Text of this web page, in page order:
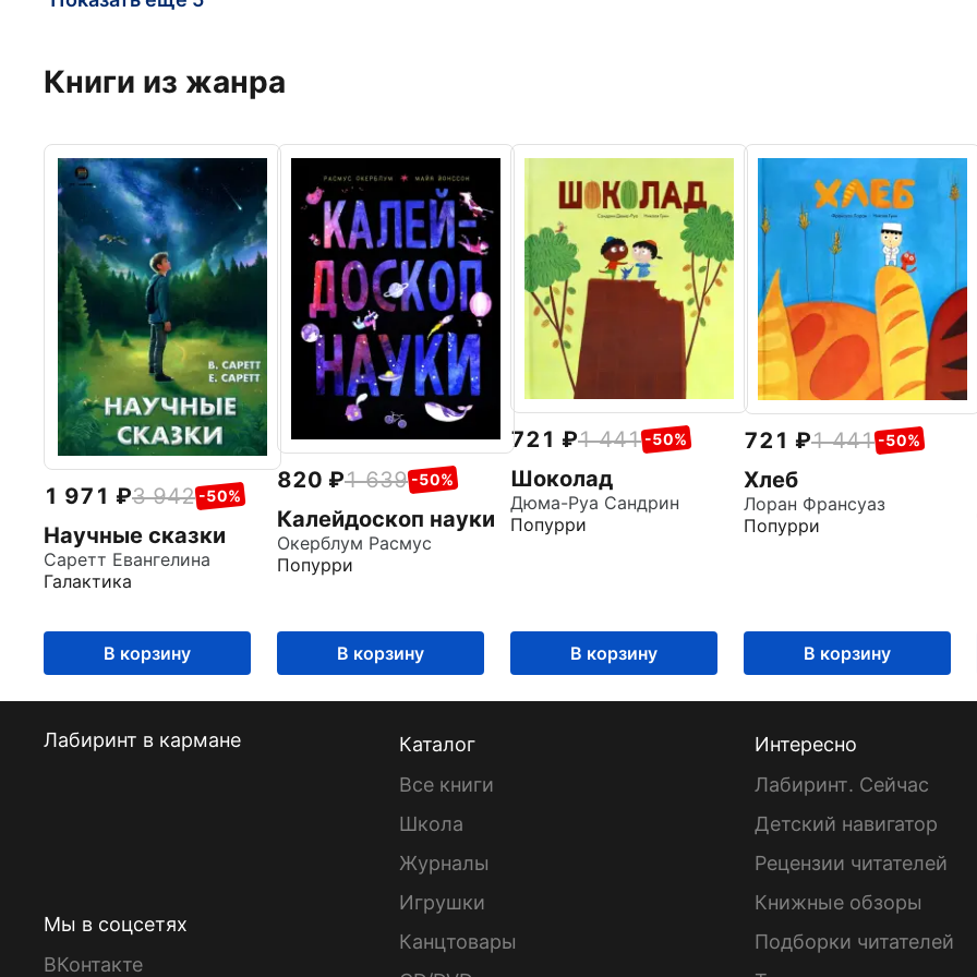
Книги из жанра
1 971 3 942 -50%
Научные сказки
Саретт Евангелина
Галактика
В корзину
820 1 639 -50%
Калейдоскоп науки
Окерблум Расмус
Попурри
В корзину
721 1 441 -50%
Шоколад
Дюма-Руа Сандрин
Попурри
В корзину
721 1 441 -50%
Хлеб
Лоран Франсуаз
Попурри
В корзину
Лабиринт в кармане
Мы в соцсетях
ВКонтакте
Каталог
Все книги
Школа
Журналы
Игрушки
Канцтовары
Интересно
Лабиринт. Сейчас
Детский навигатор
Рецензии читателей
Книжные обзоры
Подборки читателей